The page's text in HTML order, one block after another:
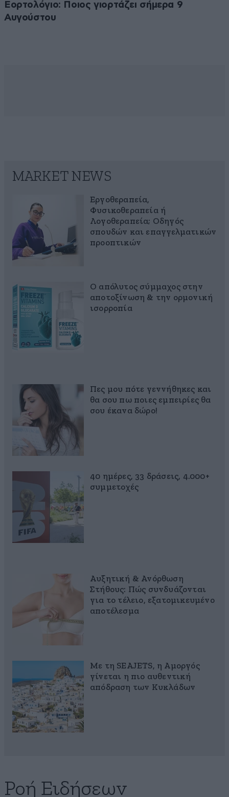
Εορτολόγιο: Ποιος γιορτάζει σήμερα 9
Αυγούστου
MARKET NEWS
Εργοθεραπεία,
Φυσικοθεραπεία ή
Λογοθεραπεία; Οδηγός
σπουδών και επαγγελματικών
προοπτικών
Ο απόλυτος σύμμαχος στην
αποτοξίνωση & την ορμονική
ισορροπία
Πες μου πότε γεννήθηκες και
θα σου πω ποιες εμπειρίες θα
σου έκανα δώρο!
40 ημέρες, 33 δράσεις, 4.000+
συμμετοχές
Αυξητική & Ανόρθωση
Στήθους: Πώς συνδυάζονται
για το τέλειο, εξατομικευμένο
αποτέλεσμα
Με τη SEAJETS, η Αμοργός
γίνεται η πιο αυθεντική
απόδραση των Κυκλάδων
Ροή Ειδήσεων